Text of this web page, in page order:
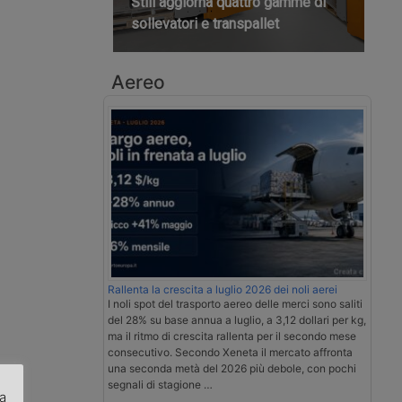
sollevatori e transpallet
Aereo
Rallenta la crescita a luglio 2026 dei noli aerei
I noli spot del trasporto aereo delle merci sono saliti
del 28% su base annua a luglio, a 3,12 dollari per kg,
ma il ritmo di crescita rallenta per il secondo mese
consecutivo. Secondo Xeneta il mercato affronta
una seconda metà del 2026 più debole, con pochi
segnali di stagione …